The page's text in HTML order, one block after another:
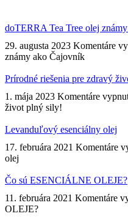
doTERRA Tea Tree olej
29. augusta 2023 Komentáre
známy ako Čajovník
Prírodné riešenia pre zdravý
1. mája 2023 Komentáre
život plný sily!
Levanduľový esenciálny olej
17. februára 2021 Komentáre
olej
Čo sú ESENCIÁLNE OLEJE?
11. februára 2021 Komentáre
OLEJE?